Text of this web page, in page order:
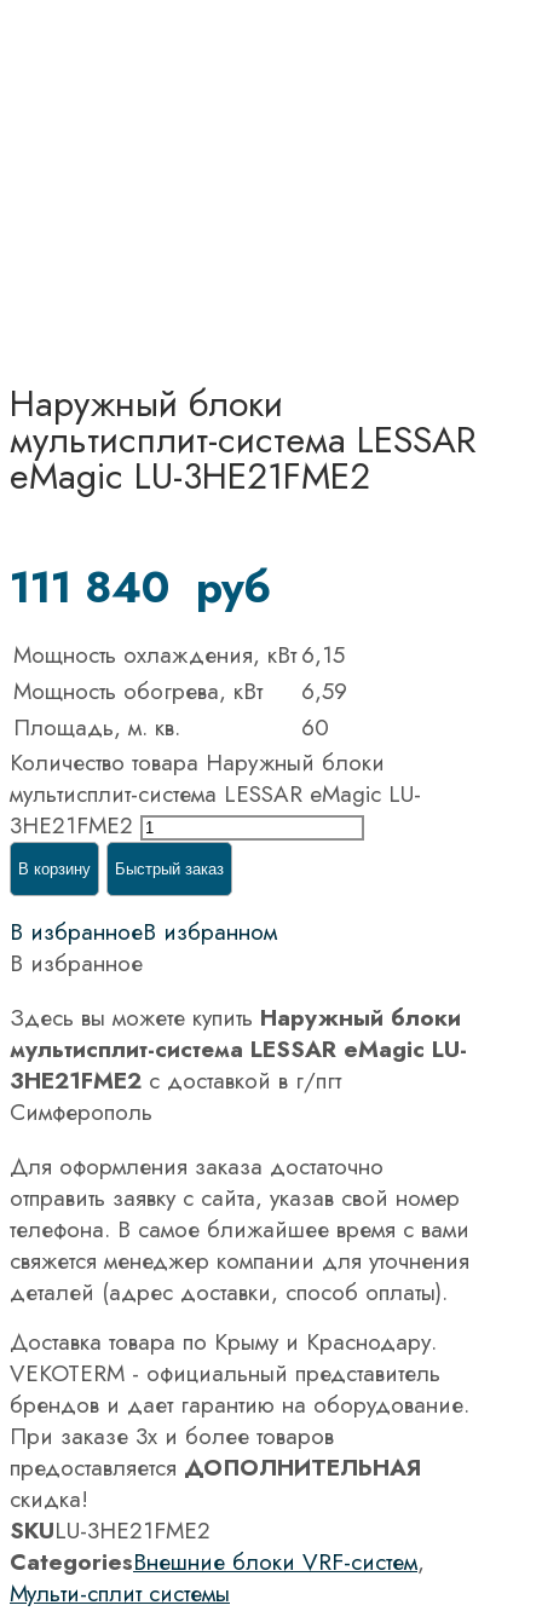
Наружный блоки
мультисплит-система LESSAR
eMagic LU-3HE21FME2
111 840 руб
Мощность охлаждения, кВт6,15
Мощность обогрева, кВт
6,59
Площадь, м. кв.
60
Количество товара Наружный блоки
мультисплит-система LESSAR eMagic LU-
3HE21FME2
В корзину Быстрый заказ
В избранноеВ избранном
В избранное
Здесь вы можете купить Наружный блоки
мультисплит-система LESSAR eMagic LU-
3HE21FME2 с доставкой в г/пгт
Симферополь
Для оформления заказа достаточно
отправить заявку с сайта, указав свой номер
телефона. В самое ближайшее время с вами
свяжется менеджер компании для уточнения
деталей (адрес доставки, способ оплаты).
Доставка товара по Крыму и Краснодару.
VEKOTERM - официальный представитель
брендов и дает гарантию на оборудование.
При заказе 3х и более товаров
предоставляется ДОПОЛНИТЕЛЬНАЯ
скидка!
SKULU-3HE21FME2
CategoriesВнешние блоки VRF-систем,
Мульти-сплит системы